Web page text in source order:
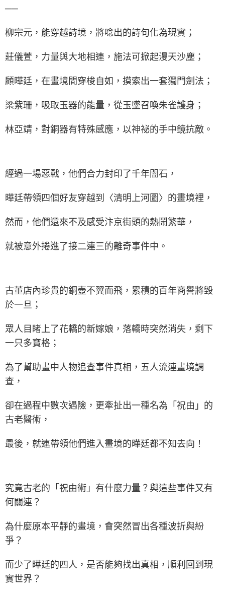
──
柳宗元，能穿越詩境，將唸出的詩句化為現實；
莊儀萱，力量與大地相連，施法可掀起漫天沙塵；
顧曄廷，在畫境間穿梭自如，摸索出一套獨門劍法；
梁紫珊，吸取玉器的能量，從玉墜召喚朱雀護身；
林亞靖，對銅器有特殊感應，以神祕的手中鏡抗敵。
經過一場惡戰，他們合力封印了千年闇石，
曄廷帶領四個好友穿越到〈清明上河圖〉的畫境裡，
然而，他們還來不及感受汴京街頭的熱鬧繁華，
就被意外捲進了接二連三的離奇事件中。
古董店內珍貴的銅壺不翼而飛，累積的百年商譽將毀
於一旦；
眾人目睹上了花轎的新嫁娘，落轎時突然消失，剩下
一只多寶格；
為了幫助畫中人物追查事件真相，五人流連畫境調
查，
卻在過程中數次遇險，更牽扯出一種名為「祝由」的
古老醫術，
最後，就連帶領他們進入畫境的曄廷都不知去向！
究竟古老的「祝由術」有什麼力量？與這些事件又有
何關連？
為什麼原本平靜的畫境，會突然冒出各種波折與紛
爭？
而少了曄廷的四人，是否能夠找出真相，順利回到現
實世界？